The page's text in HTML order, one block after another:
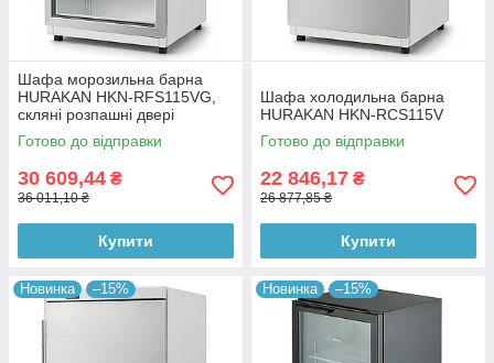
Шафа морозильна барна
HURAKAN HKN-RFS115VG,
скляні розпашні двері
Готово до відправки
30 609,44 ₴
36 011,10 ₴
Купити
Шафа холодильна барна
HURAKAN HKN-RCS115V
Готово до відправки
22 846,17 ₴
26 877,85 ₴
Купити
Новинка –15% Новинка –15%